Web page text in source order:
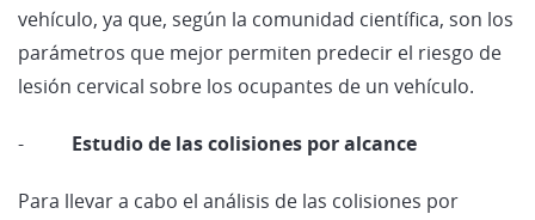
vehículo, ya que, según la comunidad científica, son los
parámetros que mejor permiten predecir el riesgo de
lesión cervical sobre los ocupantes de un vehículo.
- Estudio de las colisiones por alcance
Para llevar a cabo el análisis de las colisiones por